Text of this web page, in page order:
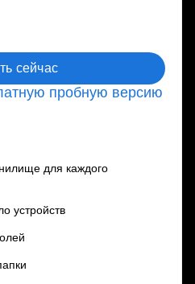
сейчас
пробную версию
для каждого
устройств